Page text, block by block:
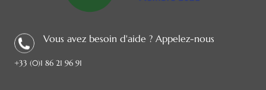
Vous avez besoin d'aide ? Appelez-nous
+33 (0)1 86 21 96 91